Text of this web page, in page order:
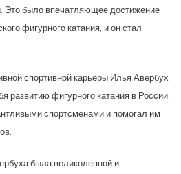
было впечатляющее достижение
фигурного катания, и он стал
спортивной карьеры Илья Авербух
развитию фигурного катания в России.
спортсменами и помогал им
была великолепной и